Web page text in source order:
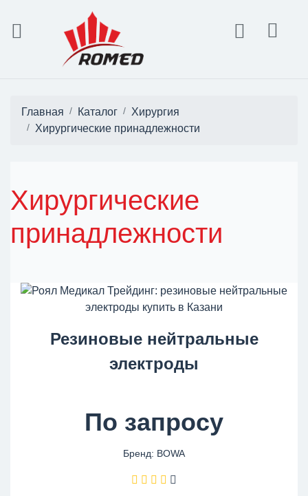
Главная Каталог
Хирургия
Хирургические принадлежности
Хирургические
принадлежности
Резиновые нейтральные
электроды
По запросу
Бренд: BOWA